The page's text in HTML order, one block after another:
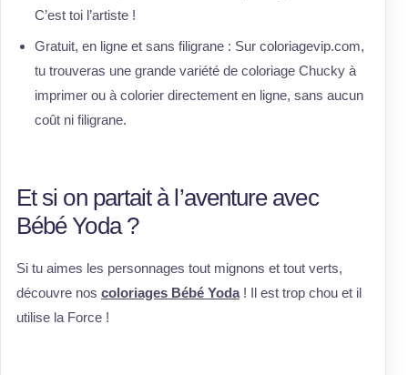
C’est toi l’artiste !
Gratuit, en ligne et sans filigrane : Sur coloriagevip.com,
tu trouveras une grande variété de coloriage Chucky à
imprimer ou à colorier directement en ligne, sans aucun
coût ni filigrane.
Et si on partait à l’aventure avec
Bébé Yoda ?
Si tu aimes les personnages tout mignons et tout verts,
découvre nos coloriages Bébé Yoda! Il est trop chou et il
utilise la Force !